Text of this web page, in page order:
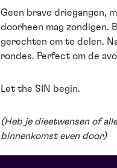
Geen brave driegangen,
doorheen mag zondigen.
gerechten om te delen.
rondes. Perfect om de
Let the SIN begin.
(Heb je dieetwensen of
binnenkomst even door)